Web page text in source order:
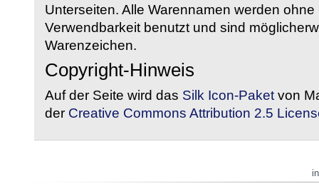
Unterseiten. Alle Warennamen werden
Verwendbarkeit benutzt und sind
Warenzeichen.
Copyright-Hinweis
Auf der Seite wird das Silk Icon-Paket von
der Creative Commons Attribution 2.5